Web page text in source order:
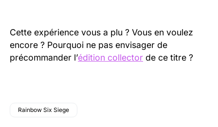
Cette expérience vous a plu ? Vous en voulez
encore ? Pourquoi ne pas envisager de
précommander l’édition collector de ce titre ?
Rainbow Six Siege